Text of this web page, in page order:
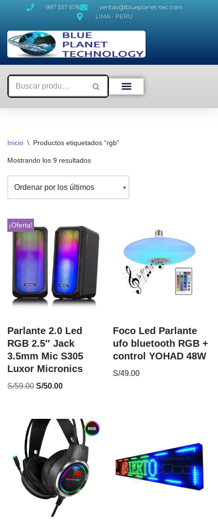
al
contenido
997 337 678
ventas@lblueplanet-tec.com
LIMA - PERU
Inicio \ Productos etiquetados “rgb”
Mostrando los 9 resultados
¡Oferta!
Parlante 2.0 Led
RGB 2.5″ Jack
3.5mm Mic S305
Luxor Micronics
S/59.00 S/50.00
Foco Led Parlante
ufo bluetooth RGB +
control YOHAD 48W
S/49.00